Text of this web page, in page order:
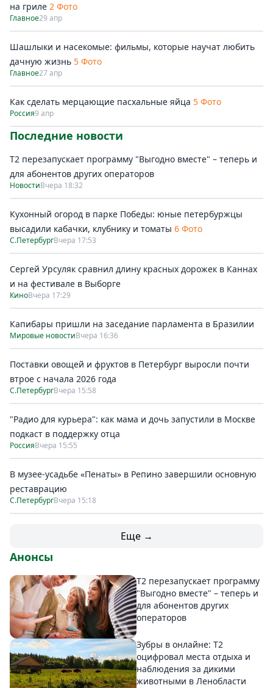
на гриле 2 Фото
Главное29 апр
Шашлыки и насекомые: фильмы, которые научат любить
дачную жизнь 5 Фото
Главное27 апр
Как сделать мерцающие пасхальные яйца 5 Фото
Россия9 апр
Последние новости
Т2 перезапускает программу "Выгодно вместе" – теперь и
для абонентов других операторов
НовостиВчера 18:32
Кухонный огород в парке Победы: юные петербуржцы
высадили кабачки, клубнику и томаты 6 Фото
С.ПетербургВчера 17:53
Сергей Урсуляк сравнил длину красных дорожек в Каннах
и на фестивале в Выборге
КиноВчера 17:29
Капибары пришли на заседание парламента в Бразилии
Мировые новостиВчера 16:36
Поставки овощей и фруктов в Петербург выросли почти
втрое с начала 2026 года
С.ПетербургВчера 15:58
"Радио для курьера": как мама и дочь запустили в Москве
подкаст в поддержку отца
РоссияВчера 15:55
В музее-усадьбе «Пенаты» в Репино завершили основную
реставрацию
С.ПетербургВчера 15:18
Еще →
Анонсы
Т2 перезапускает программу
"Выгодно вместе" – теперь и
для абонентов других
операторов
Зубры в онлайне: Т2
оцифровал места отдыха и
наблюдения за дикими
животными в Ленобласти